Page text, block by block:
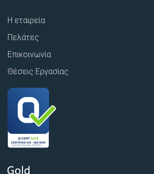
Η εταιρεία
Πελάτες
Επικοινωνία
Θέσεις Εργασίας